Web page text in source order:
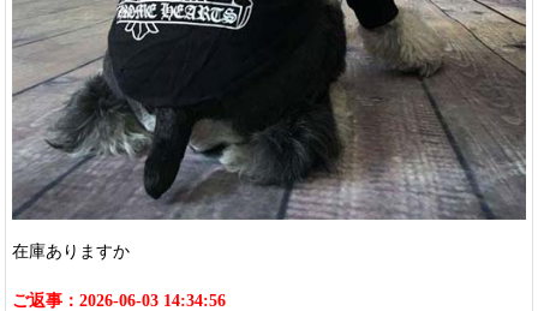
在庫ありますか
ご返事：2026-06-03 14:34:56